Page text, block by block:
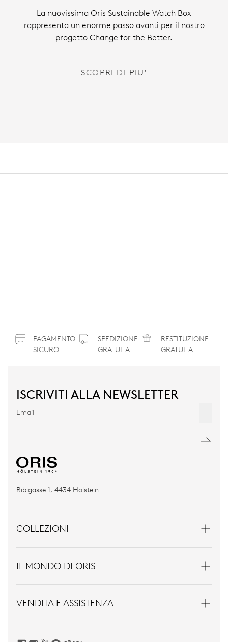
La nuovissima Oris Sustainable Watch Box
rappresenta un enorme passo avanti per il nostro
progetto Change for the Better.
SCOPRI DI PIU'
PAGAMENTO
SICURO
SPEDIZIONE
GRATUITA
RESTITUZIONE
GRATUITA
ISCRIVITI ALLA NEWSLETTER
Ribigasse 1, 4434 Hölstein
COLLEZIONI
IL MONDO DI ORIS
VENDITA E ASSISTENZA